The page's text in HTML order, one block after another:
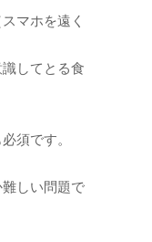
マホを遠く
してとる食
須です。
しい問題で